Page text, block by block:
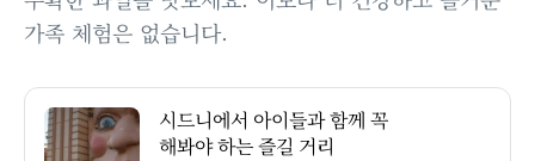
가족 체험은 없습니다.
시드니에서 아이들과 함께 꼭
해봐야 하는 즐길 거리